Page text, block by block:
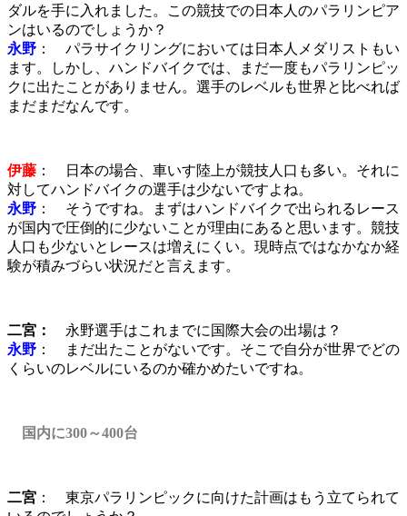
ダルを手に入れました。この競技での日本人のパラリンピア
ンはいるのでしょうか？
永野 ： パラサイクリングにおいては日本人メダリストもい
ます。しかし、ハンドバイクでは、まだ一度もパラリンピッ
クに出たことがありません。選手のレベルも世界と比べれば
まだまだなんです。
伊藤 ： 日本の場合、車いす陸上が競技人口も多い。それに
対してハンドバイクの選手は少ないですよね。
永野 ： そうですね。まずはハンドバイクで出られるレース
が国内で圧倒的に少ないことが理由にあると思います。競技
人口も少ないとレースは増えにくい。現時点ではなかなか経
験が積みづらい状況だと言えます。
二宮：
永野選手はこれまでに国際大会の出場は？
永野 ： まだ出たことがないです。そこで自分が世界でどの
くらいのレベルにいるのか確かめたいですね。
国内に300～400台
二宮 ： 東京パラリンピックに向けた計画はもう立てられて